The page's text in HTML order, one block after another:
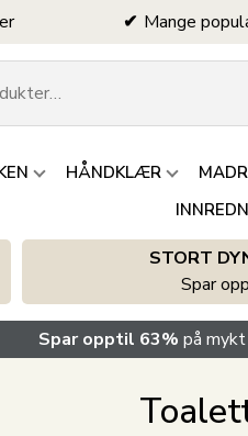
Mange
HÅNDKLÆR
STORT
Spar
Spar opptil 63%på